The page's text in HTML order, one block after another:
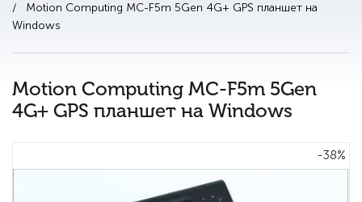
Motion Computing MC-F5m 5Gen 4G+ GPS планшет на
Windows
Motion Computing MC-F5m 5Gen
4G+ GPS планшет на Windows
-38%